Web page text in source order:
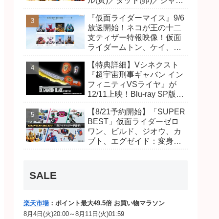
尾達臣のキャストが発表！
トリガーのアキト金子隼也
さんも変身！
『仮面ライダーマイス』9/6
放送開始！ネコが王の十二
支ティザー特報映像！仮面
ライダームトン、ケイ、ヴ
開！ライダーは子丑寅卯辰
巳午未申酉戌亥猫猫の14
人⁉
【特典詳細】Vシネクスト
『超宇宙刑事ギャバン イン
フィニティVSライヤ』が
12/11上映！Blu-ray SP版は
(エタニティver.)」「ユカイ
ダーエモルギー」ほか豪華
特典付き！
【8/21予約開始】「SUPER
BEST」仮面ライダーゼロ
ワン、ビルド、ジオウ、カ
ブト、エグゼイド：変身ベ
SALE
楽天市場 ：ポイント最大49.5倍 お買い物マラソン
8月4日(火)20:00～8月11日(火)01:59